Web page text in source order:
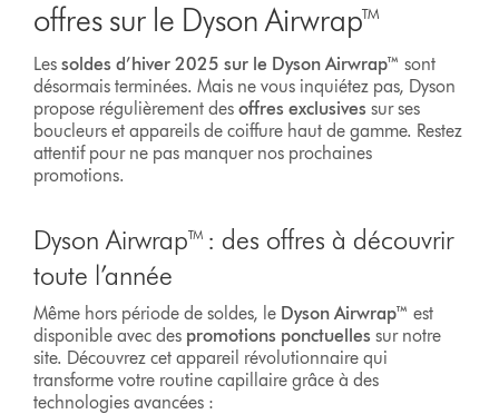
offres sur le Dyson Airwrap™
Lessoldes d’hiver 2025 sur le Dyson Airwrap™ sont
désormais terminées. Mais ne vous inquiétez pas, Dyson
propose régulièrement desoffres exclusives sur ses
boucleurs et appareils de coiffure haut de gamme. Restez
attentif pour ne pas manquer nos prochaines
promotions.
Dyson Airwrap™ : des offres à découvrir
toute l’année
Même hors période de soldes, le Dyson Airwrap™ est
disponible avec des promotions ponctuelles sur notre
site. Découvrez cet appareil révolutionnaire qui
transforme votre routine capillaire grâce à des
technologies avancées :